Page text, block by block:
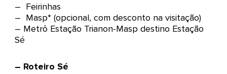
– Feirinhas
– Masp* (opcional, com desconto na visitação)
– Metrô Estação Trianon-Masp destino Estação
Sé
– Roteiro Sé